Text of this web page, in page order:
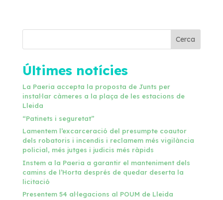
Cerca
Últimes notícies
La Paeria accepta la proposta de Junts per
instal·lar càmeres a la plaça de les estacions de
Lleida
“Patinets i seguretat”
Lamentem l’excarceració del presumpte coautor
dels robatoris i incendis i reclamem més vigilància
policial, més jutges i judicis més ràpids
Instem a la Paeria a garantir el manteniment dels
camins de l’Horta després de quedar deserta la
licitació
Presentem 54 al·legacions al POUM de Lleida